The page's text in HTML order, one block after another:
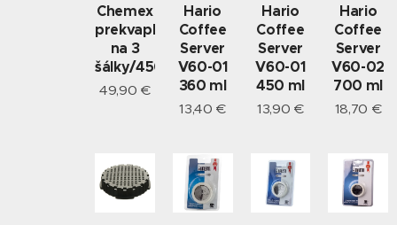
Chemex
prekvapkávač
na 3
šálky/450ml
49,90 €
Hario
Coffee
Server
V60-01
360 ml
13,40 €
Hario
Coffee
Server
V60-01
450 ml
13,90 €
Hario
Coffee
Server
V60-02
700 ml
18,70 €